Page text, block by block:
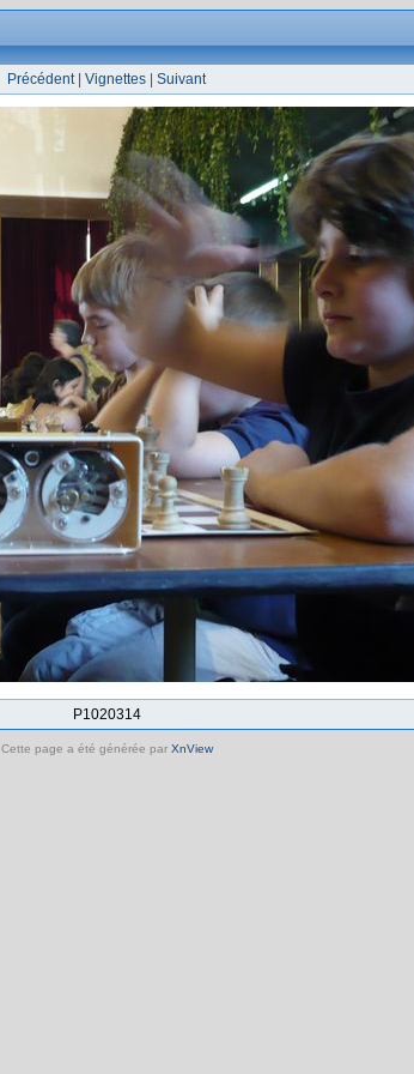
Précédent| Vignettes Suivant
P1020314
Cette page a été générée par XnView